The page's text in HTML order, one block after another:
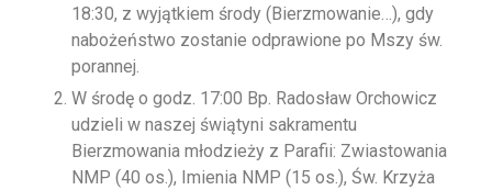
18:30, z wyjątkiem środy (Bierzmowanie…), gdy
nabożeństwo zostanie odprawione po Mszy św.
porannej.
W środę o godz. 17:00 Bp. Radosław Orchowicz
udzieli w naszej świątyni sakramentu
Bierzmowania młodzieży z Parafii: Zwiastowania
NMP (40 os.), Imienia NMP (15 os.), Św. Krzyża